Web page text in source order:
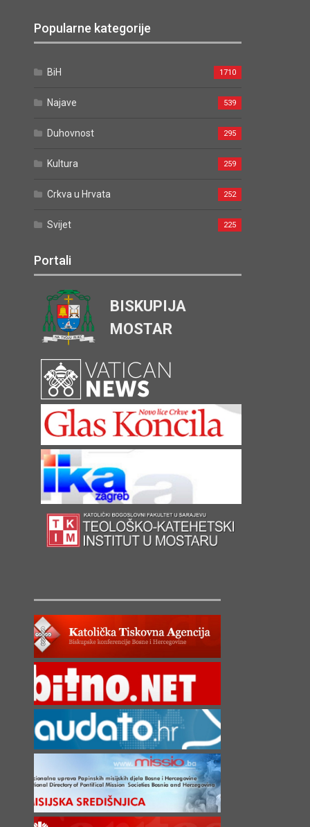
Popularne kategorije
BiH 1710
Najave 539
Duhovnost 295
Kultura 259
Crkva u Hrvata 252
Svijet 225
Portali
BISKUPIJA
MOSTAR